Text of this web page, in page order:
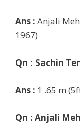
Ans : Anjali
1967)
Qn : Sachin
Ans : 1 .65 m
Qn : Anjali